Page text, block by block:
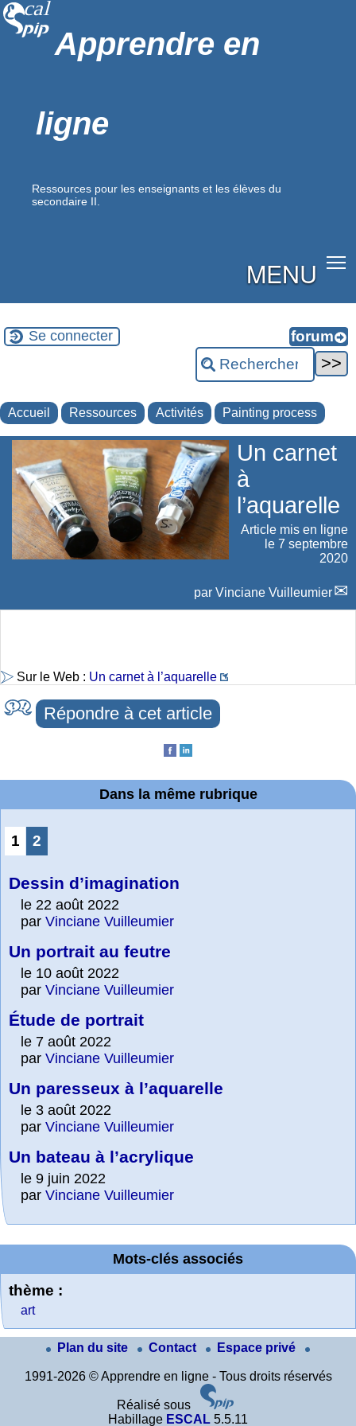
Apprendre en
ligne
Ressources pour les enseignants et les élèves du
secondaire II.
MENU
Se connecter
Accueil Ressources Activités Painting process
Un carnet
à
l’aquarelle
Article mis en ligne
le 7 septembre
2020
par Vinciane Vuilleumier
Sur le Web : Un carnet à l’aquarelle
Répondre à cet article
Dans la même rubrique
1 2
Dessin d’imagination
le 22 août 2022
par Vinciane Vuilleumier
Un portrait au feutre
le 10 août 2022
par Vinciane Vuilleumier
Étude de portrait
le 7 août 2022
par Vinciane Vuilleumier
Un paresseux à l’aquarelle
le 3 août 2022
par Vinciane Vuilleumier
Un bateau à l’acrylique
le 9 juin 2022
par Vinciane Vuilleumier
Mots-clés associés
thème :
art
Plan du site Contact Espace privé
1991-2026 © Apprendre en ligne - Tous droits réservés
Réalisé sous
Habillage ESCAL 5.5.11